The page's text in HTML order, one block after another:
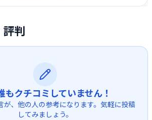
評判
もクチコミしていません！
が、他の人の参考になります。気軽に投稿
してみましょう。